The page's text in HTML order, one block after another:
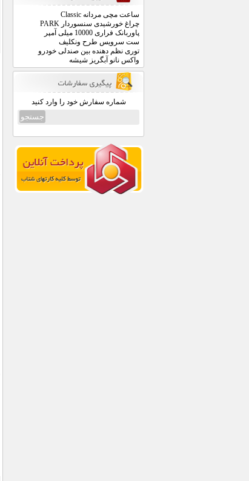
ساعت مچی مردانه Classic
چراغ خورشیدی سنسوردار PARK
پاوربانک فراری 10000 میلی آمپر
ست سرویس طرح ونکلیف
توری نظم دهنده بین صندلی خودرو
واکس نانو آبگریز شیشه
شماره سفارش خود را وارد کنید